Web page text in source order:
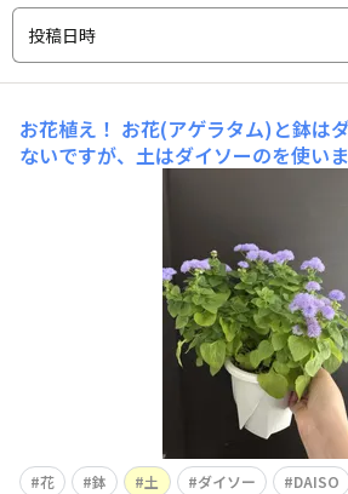
投稿日時
お花植え！ お花(アゲラタム)と鉢は
ないですが、土はダイソーのを使い
の誕生日が近いのでプレゼントしよ
花 鉢 土 ダイソー DAISO